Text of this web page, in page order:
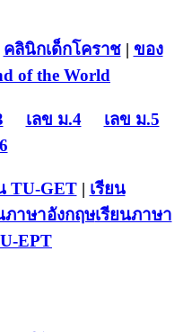
คลินิกเด็กโคราช| ของ
of the World
เลข ม.4
เลข ม.5
TU-GET| เรียน
ภาษาอังกฤษเรียนภาษา
EPT